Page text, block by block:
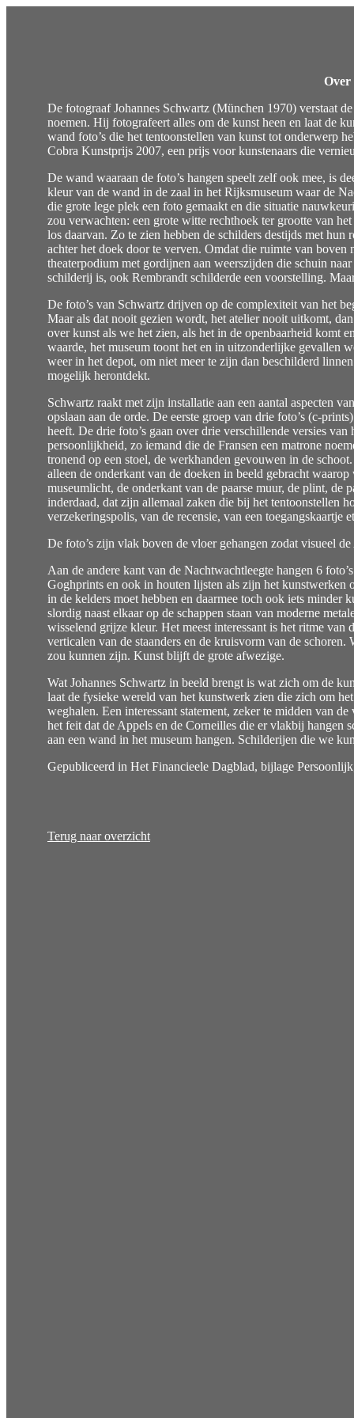
Over
De fotograaf Johannes Schwartz (München 1970) verstaat
noemen. Hij fotografeert alles om de kunst heen en laat de
wand foto’s die het tentoonstellen van kunst tot onderwerp
Cobra Kunstprijs 2007, een prijs voor kunstenaars die
De wand waaraan de foto’s hangen speelt zelf ook mee, is
kleur van de wand in de zaal in het Rijksmuseum waar de
die grote lege plek een foto gemaakt en die situatie
zou verwachten: een grote witte rechthoek ter grootte van
los daarvan. Zo te zien hebben de schilders destijds met
achter het doek door te verven. Omdat die ruimte van
theaterpodium met gordijnen aan weerszijden die schuin
schilderij is, ook Rembrandt schilderde een voorstelling.
De foto’s van Schwartz drijven op de complexiteit van het
Maar als dat nooit gezien wordt, het atelier nooit uitkomt,
over kunst als we het zien, als het in de openbaarheid komt
waarde, het museum toont het en in uitzonderlijke gevallen
weer in het depot, om niet meer te zijn dan beschilderd
mogelijk herontdekt.
Schwartz raakt met zijn installatie aan een aantal aspecten
opslaan aan de orde. De eerste groep van drie foto’s (c-
heeft. De drie foto’s gaan over drie verschillende versies
persoonlijkheid, zo iemand die de Fransen een matrone
tronend op een stoel, de werkhanden gevouwen in de
alleen de onderkant van de doeken in beeld gebracht
museumlicht, de onderkant van de paarse muur, de plint, de
inderdaad, dat zijn allemaal zaken die bij het tentoonstellen
verzekeringspolis, van de recensie, van een toegangskaartje
De foto’s zijn vlak boven de vloer gehangen zodat visueel
Aan de andere kant van de Nachtwachtleegte hangen 6
Goghprints en ook in houten lijsten als zijn het kunstwerken
in de kelders moet hebben en daarmee toch ook iets
slordig naast elkaar op de schappen staan van moderne
wisselend grijze kleur. Het meest interessant is het ritme
verticalen van de staanders en de kruisvorm van de
zou kunnen zijn. Kunst blijft de grote afwezige.
Wat Johannes Schwartz in beeld brengt is wat zich om de
laat de fysieke wereld van het kunstwerk zien die zich om
weghalen. Een interessant statement, zeker te midden van
het feit dat de Appels en de Corneilles die er vlakbij hangen
aan een wand in het museum hangen. Schilderijen die we
Gepubliceerd in Het Financieele Dagblad, bijlage
Terug naar overzicht